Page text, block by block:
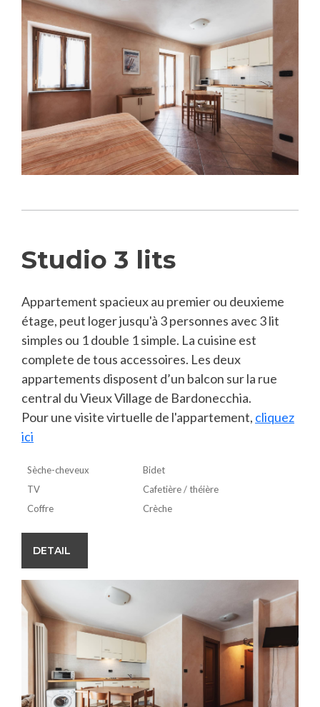
Studio 3 lits
Appartement spacieux au premier ou deuxieme
étage, peut loger jusqu'à 3 personnes avec 3 lit
simples ou 1 double 1 simple. La cuisine est
complete de tous accessoires. Les deux
appartements disposent d’un balcon sur la rue
central du Vieux Village de Bardonecchia.
Pour une visite virtuelle de l'appartement, cliquez
ici
Sèche-cheveux
TV
Coffre
Bidet
Cafetière / théière
Crèche
DETAIL